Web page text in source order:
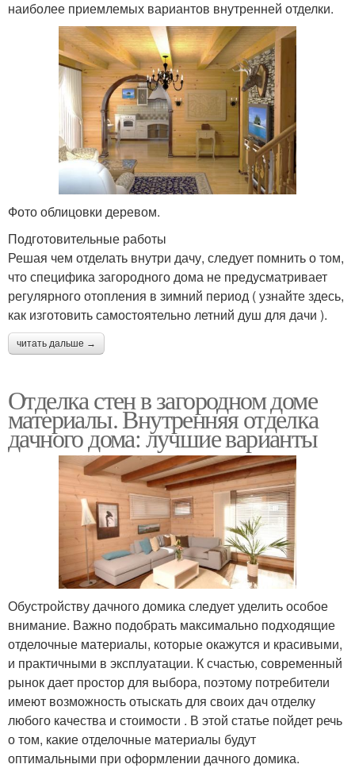
наиболее приемлемых вариантов внутренней отделки.
Фото облицовки деревом.
Подготовительные работы
Решая чем отделать внутри дачу, следует помнить о том,
что специфика загородного дома не предусматривает
регулярного отопления в зимний период ( узнайте здесь,
как изготовить самостоятельно летний душ для дачи ).
читать дальше →
Отделка стен в загородном доме
материалы. Внутренняя отделка
дачного дома: лучшие варианты
Обустройству дачного домика следует уделить особое
внимание. Важно подобрать максимально подходящие
отделочные материалы, которые окажутся и красивыми,
и практичными в эксплуатации. К счастью, современный
рынок дает простор для выбора, поэтому потребители
имеют возможность отыскать для своих дач отделку
любого качества и стоимости . В этой статье пойдет речь
о том, какие отделочные материалы будут
оптимальными при оформлении дачного домика.